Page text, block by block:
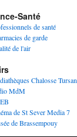
Santé
de santé
de garde
de l'air
Chalosse Tursan
MdM
de St Sever Media 7
de Brassempouy